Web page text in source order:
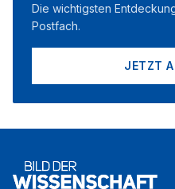
Die wichtigsten
Postfach.
JETZT